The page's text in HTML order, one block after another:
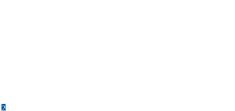
2